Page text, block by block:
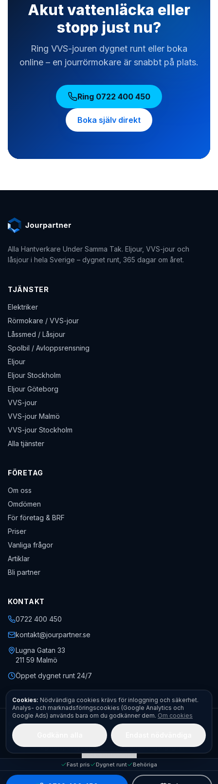
Akut vattenläcka eller
stopp just nu?
Ring VVS-jouren dygnet runt eller boka
online – en jourrörmokare är snabbt på plats.
Ring 0722 400 450
Boka själv direkt
Alla Hantverkare Under Samma Tak. Eljour, VVS-jour och
låsjour i hela Sverige – dygnet runt, 365 dagar om året.
TJÄNSTER
Elektriker
Rörmokare / VVS-jour
Låssmed / Låsjour
Spolbil / Avloppsrensning
Eljour
Eljour Stockholm
Eljour Göteborg
VVS-jour
VVS-jour Malmö
VVS-jour Stockholm
Alla tjänster
FÖRETAG
Om oss
Omdömen
För företag & BRF
Priser
Vanliga frågor
Artiklar
Bli partner
KONTAKT
0722 400 450
kontakt@jourpartner.se
Lugna Gatan 33
211 59 Malmö
Öppet dygnet runt 24/7
2026 Jourpartner AB· Org.nr559451-0470· Alla rättigheter
förbehållna.
Kontakt
Fota felet – få pris direkt
Allmänna villkor
IntegritetspolicyCookiepolicyÅngerrättTillgänglighet
Cookieinställningar
Fast pris Dygnet runt Behöriga
Cookies: Nödvändiga cookies krävs för inloggning och säkerhet.
Analys- och marknadsföringscookies (Google Analytics och
Google Ads) används bara om du godkänner dem. Om cookies